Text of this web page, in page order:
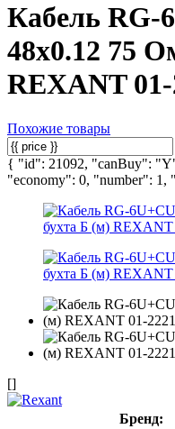
Кабель RG-
48х0.12 75
REXANT 01-
Похожие товары
{ "id": 21092, "canBuy":
"economy": 0, "number":
[]
Бренд: